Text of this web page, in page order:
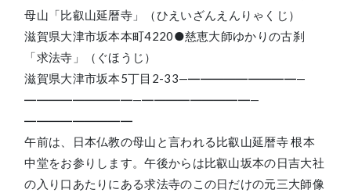
母山「比叡山延暦寺」
（ひえいざんえんりゃくじ）
滋賀県大津市坂本本町4220●慈恵大師ゆかりの古刹
「求法寺」
（ぐほうじ）
滋賀県大津市坂本5丁目2-33—―――――――――—
―――――――――—―――――――――—
―――――――――
午前は、日本仏教の母山と言われる比叡山延暦寺 根本
中堂をお参りします。午後からは比叡山坂本の日吉大社
の入り口あたりにある求法寺のこの日だけの元三大師像